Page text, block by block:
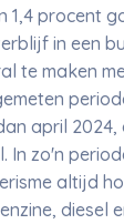
1,4 procent
in een
te maken
april
In zo'n
altijd
diesel